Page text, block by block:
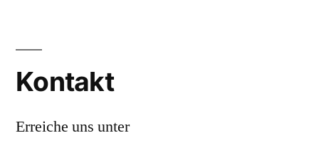
Kontakt
Erreiche uns unter